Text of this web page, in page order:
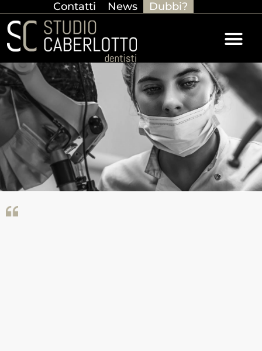
Contatti News Dubbi?